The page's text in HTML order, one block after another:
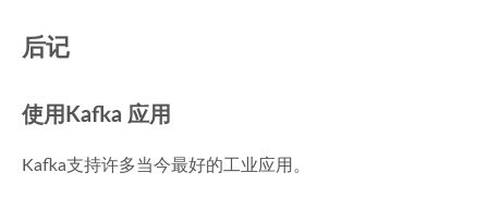
后记
使用Kafka 应用
Kafka支持许多当今最好的工业应用。